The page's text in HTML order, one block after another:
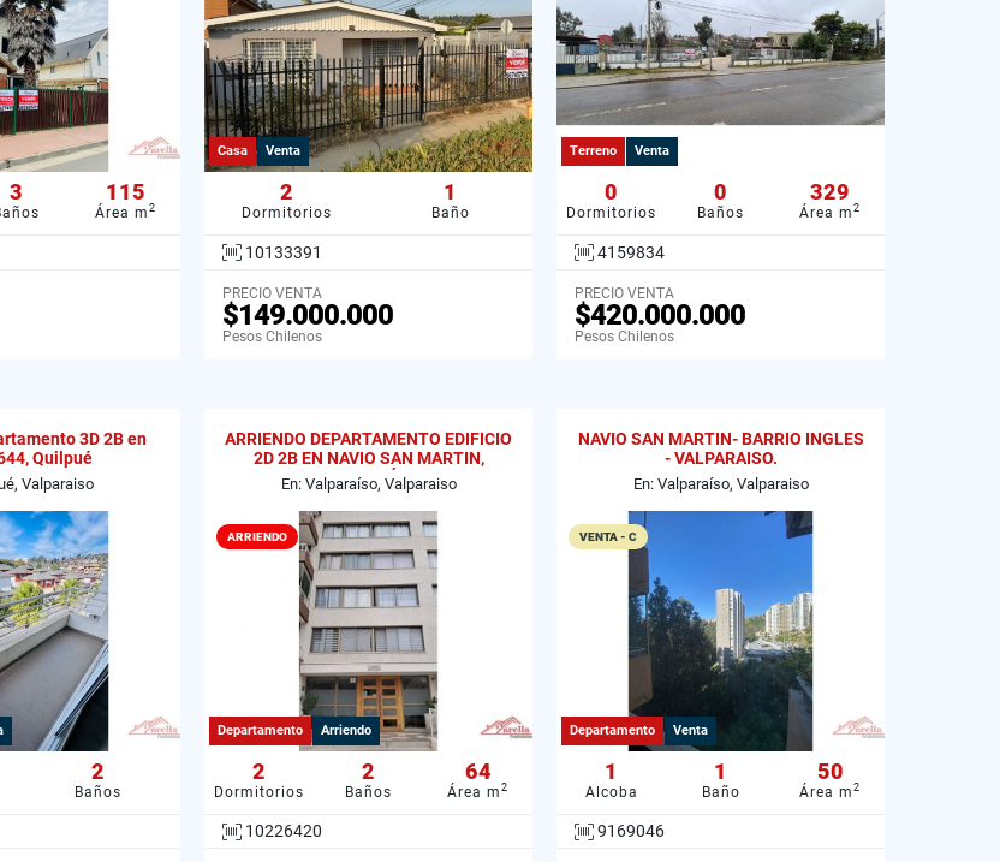
3 115
Área m 2
Casa Venta
2
Dormitorios
1
Baño
10133391
PRECIO VENTA
$149.000.000
Pesos Chilenos
Terreno Venta
0
Dormitorios
0
Baños
329
Área m 2
4159834
PRECIO VENTA
$420.000.000
Pesos Chilenos
3D 2B en
Quilpué
Valparaiso
2
Baños
ARRIENDO DEPARTAMENTO EDIFICIO
2D 2B EN NAVIO SAN MARTIN,
VALPARAÍSO
En: Valparaíso, Valparaiso
ARRIENDO
Departamento Arriendo
2
Dormitorios
2
Baños
64
Área m 2
10226420
NAVIO SAN MARTIN- BARRIO INGLES
- VALPARAISO.
En: Valparaíso, Valparaiso
VENTA - C
Departamento Venta
1
Alcoba
1
Baño
50
Área m 2
9169046